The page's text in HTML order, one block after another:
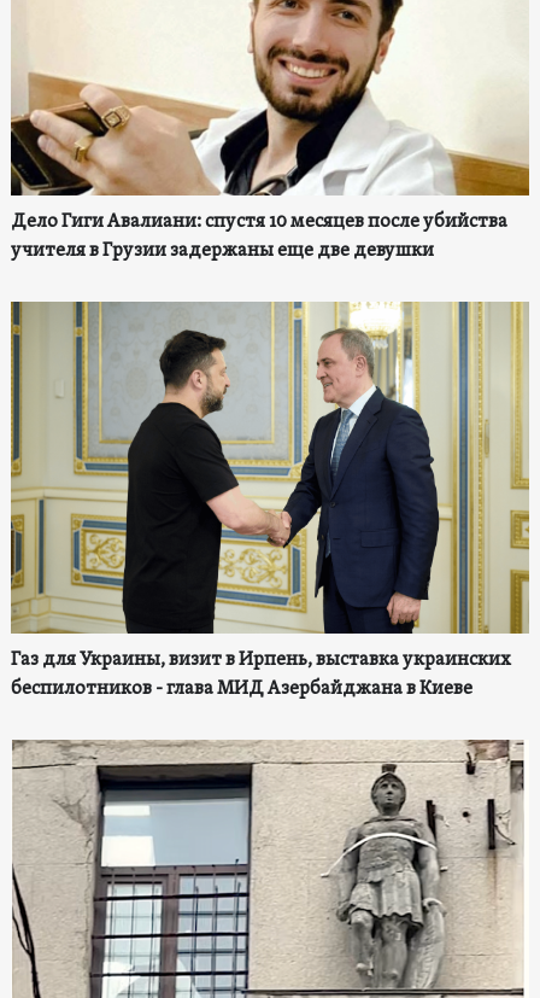
Дело Гиги Авалиани: спустя 10 месяцев после убийства
учителя в Грузии задержаны еще две девушки
Газ для Украины, визит в Ирпень, выставка украинских
беспилотников - глава МИД Азербайджана в Киеве